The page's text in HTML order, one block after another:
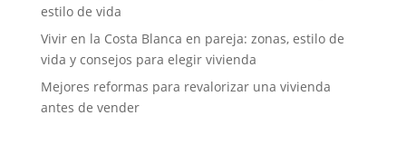
estilo de vida
Vivir en la Costa Blanca en pareja: zonas, estilo de
vida y consejos para elegir vivienda
Mejores reformas para revalorizar una vivienda
antes de vender